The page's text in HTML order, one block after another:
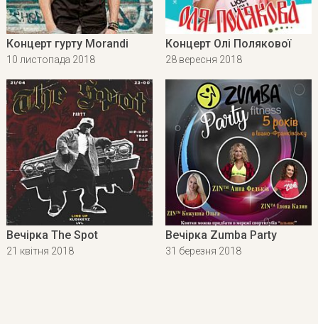
Концерт гурту Morandi
10 листопада 2018
Концерт Олі Полякової
28 вересня 2018
Вечірка The Spot
21 квітня 2018
Вечірка Zumba Party
31 березня 2018